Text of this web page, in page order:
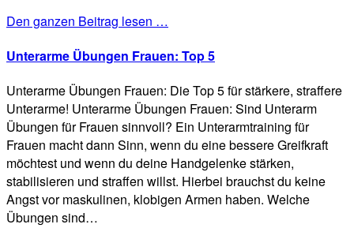
Den ganzen Beitrag lesen …
Unterarme Übungen Frauen: Top 5
Unterarme Übungen Frauen: Die Top 5 für stärkere, straffere
Unterarme! Unterarme Übungen Frauen: Sind Unterarm
Übungen für Frauen sinnvoll? Ein Unterarmtraining für
Frauen macht dann Sinn, wenn du eine bessere Greifkraft
möchtest und wenn du deine Handgelenke stärken,
stabilisieren und straffen willst. Hierbei brauchst du keine
Angst vor maskulinen, klobigen Armen haben. Welche
Übungen sind…